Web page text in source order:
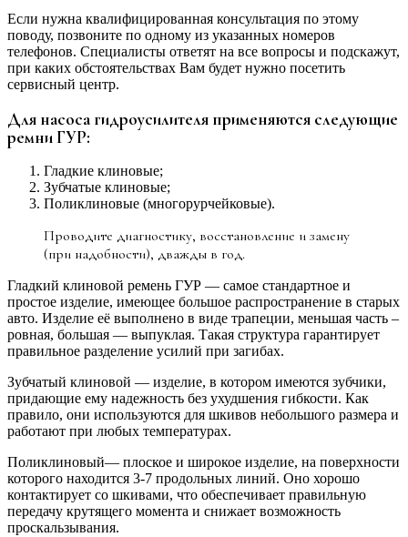
Если нужна квалифицированная консультация по этому
поводу, позвоните по одному из указанных номеров
телефонов. Специалисты ответят на все вопросы и подскажут,
при каких обстоятельствах Вам будет нужно посетить
сервисный центр.
Для насоса гидроусилителя применяются следующие
ремни ГУР:
Гладкие клиновые;
Зубчатые клиновые;
Поликлиновые (многорурчейковые).
Проводите диагностику, восстановление и замену
(при надобности), дважды в год.
Гладкий клиновой ремень ГУР — самое стандартное и
простое изделие, имеющее большое распространение в старых
авто. Изделие её выполнено в виде трапеции, меньшая часть –
ровная, большая — выпуклая. Такая структура гарантирует
правильное разделение усилий при загибах.
Зубчатый клиновой — изделие, в котором имеются зубчики,
придающие ему надежность без ухудшения гибкости. Как
правило, они используются для шкивов небольшого размера и
работают при любых температурах.
Поликлиновый— плоское и широкое изделие, на поверхности
которого находится 3-7 продольных линий. Оно хорошо
контактирует со шкивами, что обеспечивает правильную
передачу крутящего момента и снижает возможность
проскальзывания.